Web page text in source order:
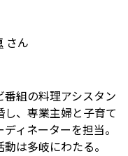
さん
組の料理アシスタン
、専業主婦と子育て
ィネーターを担当。
は多岐にわたる。